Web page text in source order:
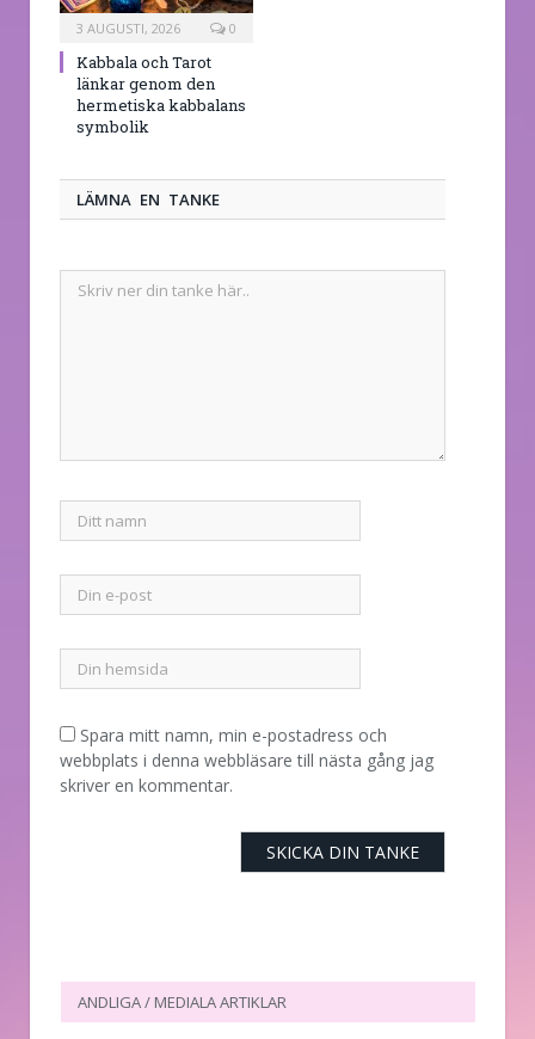
3 AUGUSTI, 2026 0
Kabbala och Tarot
länkar genom den
hermetiska kabbalans
symbolik
LÄMNA EN TANKE
Spara mitt namn, min e-postadress och
webbplats i denna webbläsare till nästa gång jag
skriver en kommentar.
ANDLIGA / MEDIALA ARTIKLAR